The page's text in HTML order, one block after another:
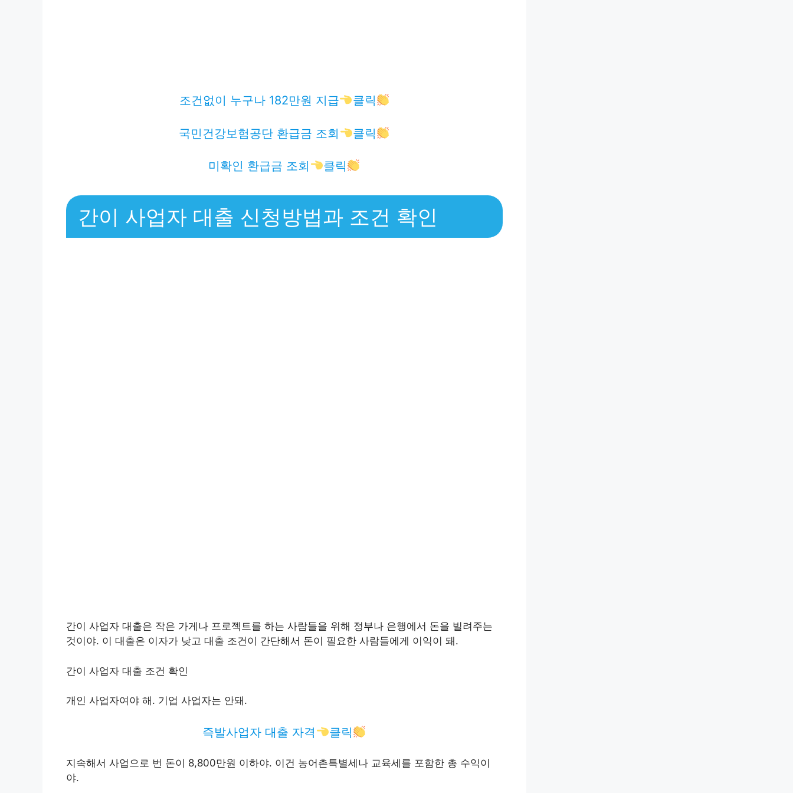
조건없이 누구나 182만원 지급 클릭
국민건강보험공단 환급금 조회 클릭
미확인 환급금 조회 클릭
간이 사업자 대출 신청방법과 조건 확인
간이 사업자 대출은 작은 가게나 프로젝트를 하는 사람들을 위해 정부나 은행에서 돈을 빌려주는
것이야. 이 대출은 이자가 낮고 대출 조건이 간단해서 돈이 필요한 사람들에게 이익이 돼.
간이 사업자 대출 조건 확인
개인 사업자여야 해. 기업 사업자는 안돼.
즉발사업자 대출 자격 클릭
지속해서 사업으로 번 돈이 8,800만원 이하야. 이건 농어촌특별세나 교육세를 포함한 총 수익이
야.